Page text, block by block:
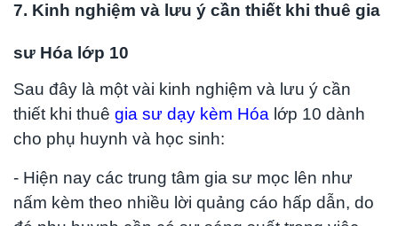
7. Kinh nghiệm và lưu ý cần thiết khi thuê gia
sư Hóa lớp 10
Sau đây là một vài kinh nghiệm và lưu ý cần
thiết khi thuê gia sư dạy kèm Hóa lớp 10 dành
cho phụ huynh và học sinh:
- Hiện nay các trung tâm gia sư mọc lên như
nấm kèm theo nhiều lời quảng cáo hấp dẫn, do